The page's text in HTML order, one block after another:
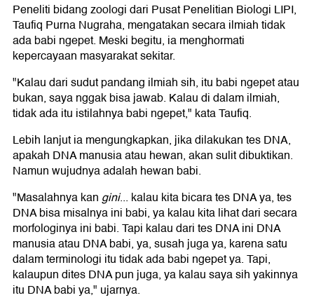
Peneliti bidang zoologi dari Pusat Penelitian Biologi LIPI,
Taufiq Purna Nugraha, mengatakan secara ilmiah tidak
ada babi ngepet. Meski begitu, ia menghormati
kepercayaan masyarakat sekitar.
"Kalau dari sudut pandang ilmiah sih, itu babi ngepet atau
bukan, saya nggak bisa jawab. Kalau di dalam ilmiah,
tidak ada itu istilahnya babi ngepet," kata Taufiq.
Lebih lanjut ia mengungkapkan, jika dilakukan tes DNA,
apakah DNA manusia atau hewan, akan sulit dibuktikan.
Namun wujudnya adalah hewan babi.
"Masalahnya kangini... kalau kita bicara tes DNA ya, tes
DNA bisa misalnya ini babi, ya kalau kita lihat dari secara
morfologinya ini babi. Tapi kalau dari tes DNA ini DNA
manusia atau DNA babi, ya, susah juga ya, karena satu
dalam terminologi itu tidak ada babi ngepet ya. Tapi,
kalaupun dites DNA pun juga, ya kalau saya sih yakinnya
itu DNA babi ya," ujarnya.